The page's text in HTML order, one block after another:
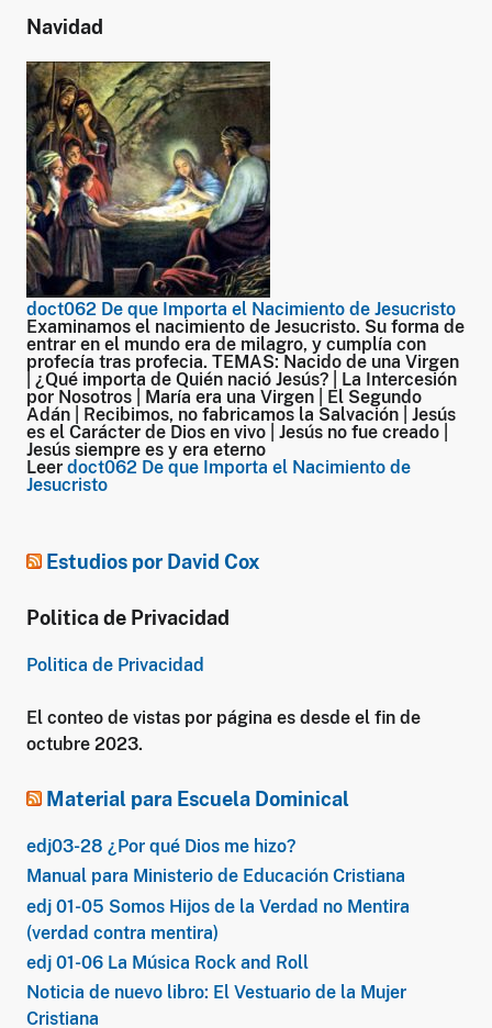
Navidad
doct062 De que Importa el Nacimiento de Jesucristo
Examinamos el nacimiento de Jesucristo. Su forma de
entrar en el mundo era de milagro, y cumplía con
profecía tras profecia. TEMAS: Nacido de una Virgen
| ¿Qué importa de Quién nació Jesús? | La Intercesión
por Nosotros | María era una Virgen | El Segundo
Adán | Recibimos, no fabricamos la Salvación | Jesús
es el Carácter de Dios en vivo | Jesús no fue creado |
Jesús siempre es y era eterno
Leer doct062 De que Importa el Nacimiento de
Jesucristo
Estudios por David Cox
Politica de Privacidad
Politica de Privacidad
El conteo de vistas por página es desde el fin de
octubre 2023.
Material para Escuela Dominical
edj03-28 ¿Por qué Dios me hizo?
Manual para Ministerio de Educación Cristiana
edj 01-05 Somos Hijos de la Verdad no Mentira
(verdad contra mentira)
edj 01-06 La Música Rock and Roll
Noticia de nuevo libro: El Vestuario de la Mujer
Cristiana